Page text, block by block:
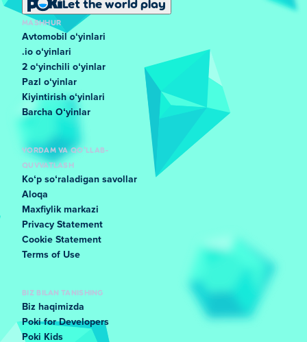
Let the world play
MASHHUR
Avtomobil oʻyinlari
.io oʻyinlari
2 oʻyinchili oʻyinlar
Pazl oʻyinlar
Kiyintirish oʻyinlari
Barcha Oʻyinlar
YORDAM VA QO'LLAB-
QUVVATLASH
Koʻp soʻraladigan savollar
Aloqa
Maxfiylik markazi
Privacy Statement
Cookie Statement
Terms of Use
BIZ BILAN TANISHING
Biz haqimizda
Poki for Developers
Poki Kids